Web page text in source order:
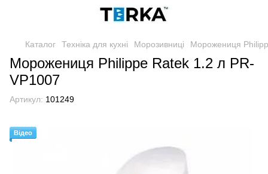
Каталог Техніка для кухні Морозивниці Морожениця
Морожениця Philippe Ratek 1.2 л PR-
VP1007
Артикул: 101249
Відео